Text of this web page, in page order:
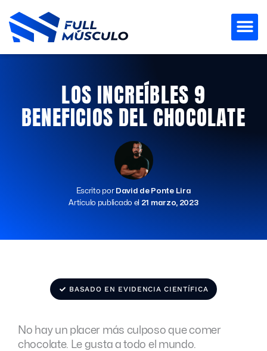
contenido
LOS INCREÍBLES 9
BENEFICIOS DEL CHOCOLATE
Escrito porDavid de Ponte Lira
Artículo publicado el 21 marzo, 2023
BASADO EN EVIDENCIA CIENTÍFICA
No hay un placer más culposo que comer
chocolate. Le gusta a todo el mundo.